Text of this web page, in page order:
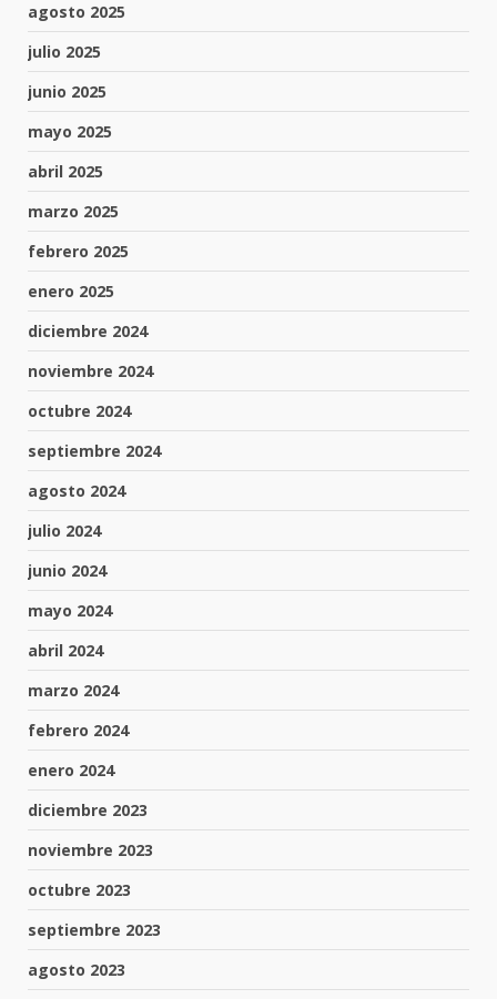
agosto 2025
julio 2025
junio 2025
mayo 2025
abril 2025
marzo 2025
febrero 2025
enero 2025
diciembre 2024
noviembre 2024
octubre 2024
septiembre 2024
agosto 2024
julio 2024
junio 2024
mayo 2024
abril 2024
marzo 2024
febrero 2024
enero 2024
diciembre 2023
noviembre 2023
octubre 2023
septiembre 2023
agosto 2023